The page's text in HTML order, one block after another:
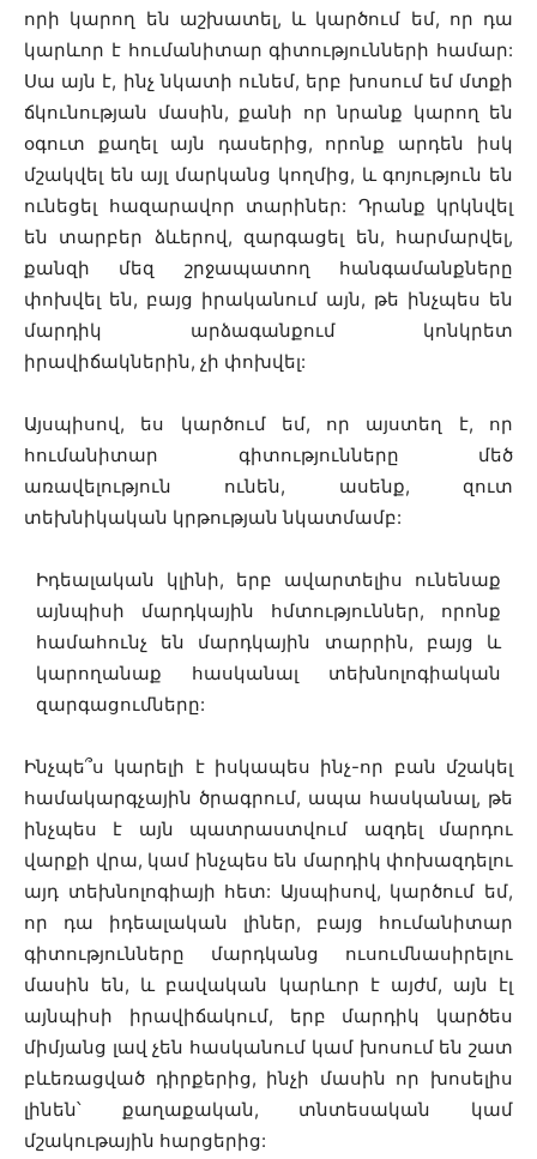
որի կարող են աշխատել, և կարծում եմ, որ դա
կարևոր է հումանիտար գիտությունների համար:
Սա այն է, ինչ նկատի ունեմ, երբ խոսում եմ մտքի
ճկունության մասին, քանի որ նրանք կարող են
օգուտ քաղել այն դասերից, որոնք արդեն իսկ
մշակվել են այլ մարկանց կողմից, և գոյություն են
ունեցել հազարավոր տարիներ: Դրանք կրկնվել
են տարբեր ձևերով, զարգացել են, հարմարվել,
քանզի մեզ շրջապատող հանգամանքները
փոխվել են, բայց իրականում այն, թե ինչպես են
մարդիկ արձագանքում կոնկրետ
իրավիճակներին, չի փոխվել:
Այսպիսով, ես կարծում եմ, որ այստեղ է, որ
հումանիտար գիտությունները մեծ
առավելություն ունեն, ասենք, զուտ
տեխնիկական կրթության նկատմամբ:
Իդեալական կլինի, երբ ավարտելիս ունենաք
այնպիսի մարդկային հմտություններ, որոնք
համահունչ են մարդկային տարրին, բայց և
կարողանաք հասկանալ տեխնոլոգիական
զարգացումները:
Ինչպե՞ս կարելի է իսկապես ինչ-որ բան մշակել
համակարգչային ծրագրում, ապա հասկանալ, թե
ինչպես է այն պատրաստվում ազդել մարդու
վարքի վրա, կամ ինչպես են մարդիկ փոխազդելու
այդ տեխնոլոգիայի հետ: Այսպիսով, կարծում եմ,
որ դա իդեալական լիներ, բայց հումանիտար
գիտությունները մարդկանց ուսումնասիրելու
մասին են, և բավական կարևոր է այժմ, այն էլ
այնպիսի իրավիճակում, երբ մարդիկ կարծես
միմյանց լավ չեն հասկանում կամ խոսում են շատ
բևեռացված դիրքերից, ինչի մասին որ խոսելիս
լինեն՝ քաղաքական, տնտեսական կամ
մշակութային հարցերից: